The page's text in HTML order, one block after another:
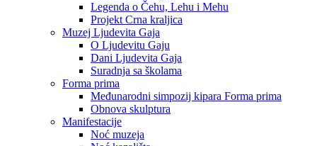
Legenda o Čehu, Lehu i Mehu
Projekt Crna kraljica
Muzej Ljudevita Gaja
O Ljudevitu Gaju
Dani Ljudevita Gaja
Suradnja sa školama
Forma prima
Međunarodni simpozij kipara Forma prima
Obnova skulptura
Manifestacije
Noć muzeja